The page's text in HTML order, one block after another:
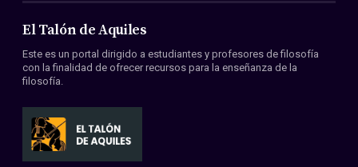
Acerca de nosotros
Miembros
Convenios
El Talón de Aquiles
Este es un portal dirigido a estudiantes y profesores de filosofía
con la finalidad de ofrecer recursos para la enseñanza de la
filosofía.